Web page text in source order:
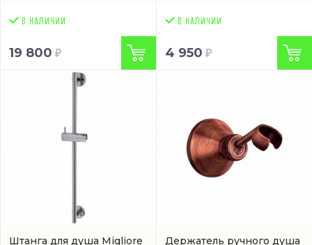
19 800 4 950
Штанга для душа Migliore Держатель ручного душа